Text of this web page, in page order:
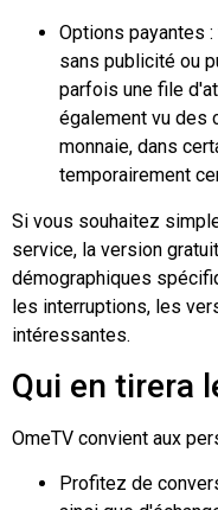
Options payantes
sans publicité ou
parfois une file
également vu des
monnaie, dans
temporairement
Si vous souhaitez
service, la version
démographiques
les interruptions, les
intéressantes.
Qui en tirera
OmeTV convient aux
Profitez de